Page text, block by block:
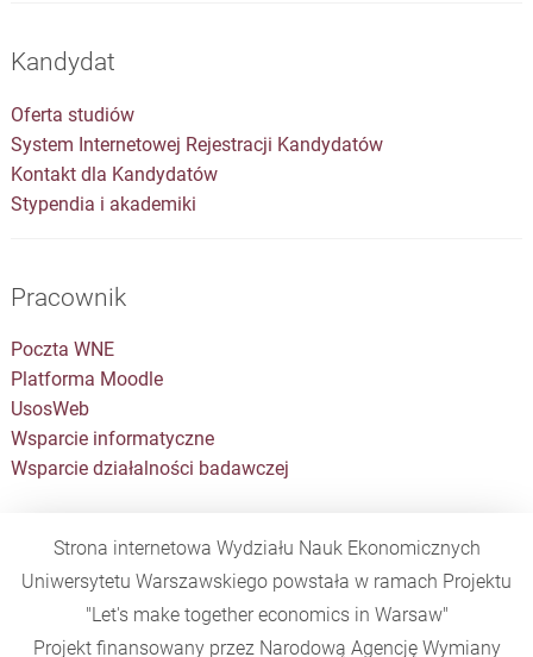
Kandydat
Oferta studiów
System Internetowej Rejestracji Kandydatów
Kontakt dla Kandydatów
Stypendia i akademiki
Pracownik
Poczta WNE
Platforma Moodle
UsosWeb
Wsparcie informatyczne
Wsparcie działalności badawczej
Strona internetowa Wydziału Nauk Ekonomicznych
Uniwersytetu Warszawskiego powstała w ramach Projektu
"Let's make together economics in Warsaw"
Projekt finansowany przez Narodową Agencję Wymiany